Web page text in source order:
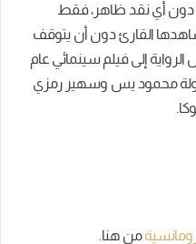
دون أي نقد ظاهر، فقط
القارئ دون أن يتوقف
الرواية إلى فيلم سينمائي عام
محمود يس وسهير رمزي
من هنا.